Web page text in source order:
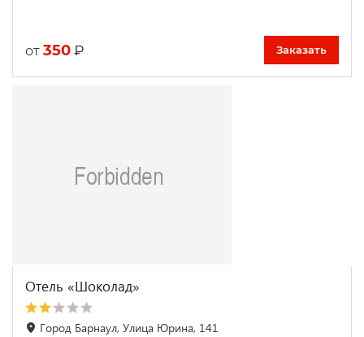
от 350 ₽ Заказать
Отель «Шоколад»
Город Барнаул, Улица Юрина, 141